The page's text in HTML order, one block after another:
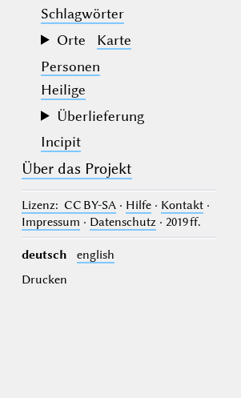
Schlagwörter
Orte
Karte
Personen
Heilige
Überlieferung
Incipit
Über das Projekt
Lizenz: CC BY-SA· Hilfe· Kontakt·
Impressum · Datenschutz· 2019 ff.
deutsch
english
Drucken